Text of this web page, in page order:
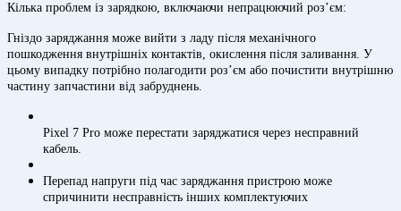
Кілька проблем із зарядкою, включаючи непрацюючий роз’єм:
Гніздо заряджання може вийти з ладу після механічного
пошкодження внутрішніх контактів, окислення після заливання. У
цьому випадку потрібно полагодити роз’єм або почистити внутрішню
частину запчастини від забруднень.
Pixel 7 Pro може перестати заряджатися через несправний
кабель.
Перепад напруги під час заряджання пристрою може
спричинити несправність інших комплектуючих